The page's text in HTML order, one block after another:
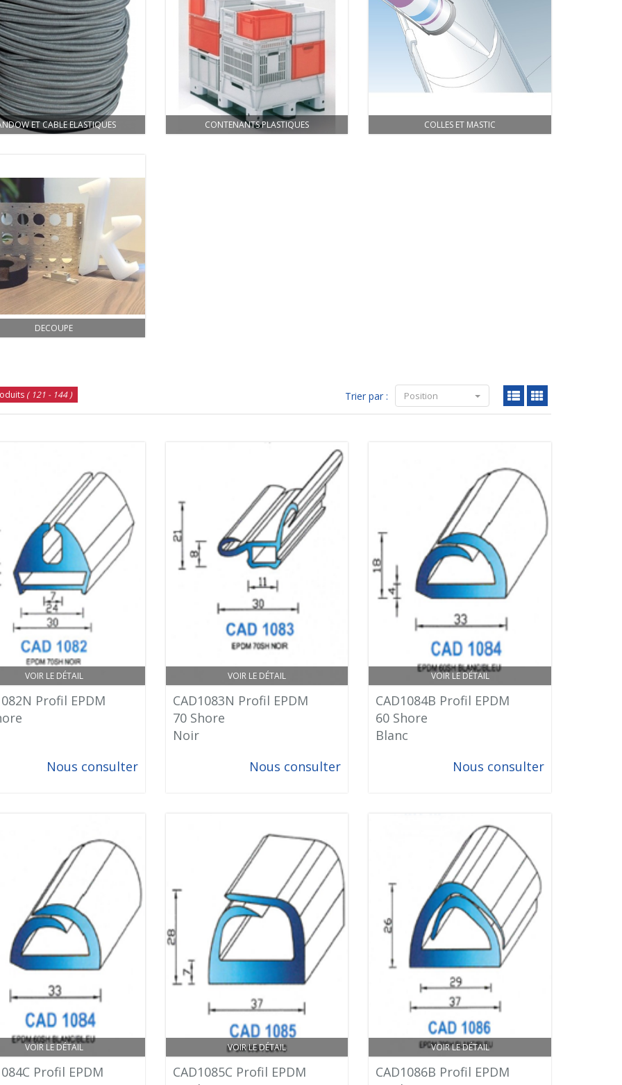
ET CABLE ELASTIQUES CONTENANTS PLASTIQUES COLLES ET MASTIC
DECOUPE
( 121 - 144 ) Trier par : Position
VOIR LE DÉTAIL
Profil EPDM
Nous consulter
VOIR LE DÉTAIL
CAD1083N Profil EPDM
70 Shore
Noir
Nous consulter
VOIR LE DÉTAIL
CAD1084B Profil EPDM
60 Shore
Blanc
Nous consulter
VOIR LE DÉTAIL
Profil EPDM
VOIR LE DÉTAIL
CAD1085C Profil EPDM
VOIR LE DÉTAIL
CAD1086B Profil EPDM